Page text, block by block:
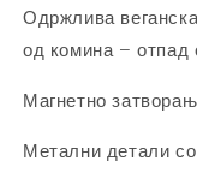
Одржлива
од комина – отпад
Магнетно
Метални детали